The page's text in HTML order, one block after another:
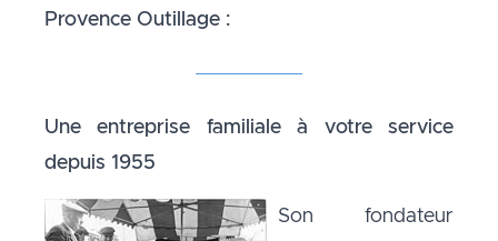
Provence Outillage :
Une entreprise familiale à votre service
depuis 1955
Son fondateur